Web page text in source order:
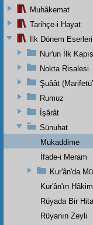
Muhâkemat
Tarihçe-i Hayat
İlk Dönem Eserleri
Nur'un İlk
Nokta Risalesi
Şuâât
Rumuz
İşârât
Sünuhat
Mukaddime
İfade-i Meram
Kur'ân'da
Kur'ân'ın
Rüyada Bir
Rüyanın Zeyli